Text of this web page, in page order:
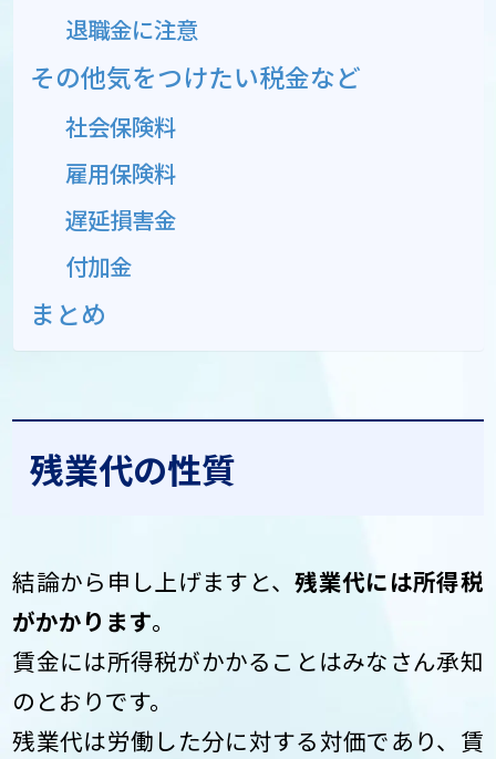
退職金に注意
その他気をつけたい税金など
社会保険料
雇用保険料
遅延損害金
付加金
まとめ
残業代の性質
結論から申し上げますと、残業代には所得税
がかかります。
賃金には所得税がかかることはみなさん承知
のとおりです。
残業代は労働した分に対する対価であり、賃